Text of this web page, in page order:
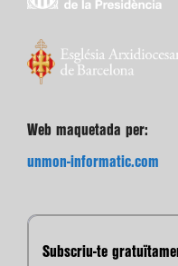
Web maquetada per:
unmon-informatic.com
Subscriu-te